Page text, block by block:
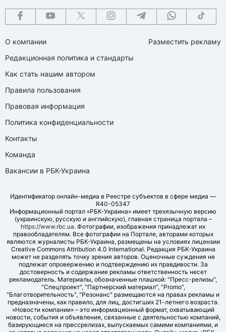
О компании
Редакционная политика и стандарты
Как стать нашим автором
Правила пользования
Правовая информация
Политика конфиденциальности
Контакты
Команда
Вакансии в РБК-Украина
Разместить рекламу
Идентификатор онлайн-медиа в Реестре субъектов в сфере медиа —
R40-05347
Информационный портал «РБК-Украина» имеет трехязычную версию
(украинскую, русскую и английскую), главная страница портала –
https://www.rbc.ua. Фотографии, изображения принадлежат их
правообладателям. Все фотографии на Портале, авторами которых
являются журналисты РБК-Украина, размещены на условиях лицензии
Creative Commons Attribution 4.0 International. Редакция РБК-Украина
может не разделять точку зрения авторов. Оценочные суждения не
подлежат опровержению и подтверждению их правдивости. За
достоверность и содержание рекламы ответственность несет
рекламодатель. Материалы, обозначенные плашкой: "Пресс-релизы",
"Спецпроект", "Партнерский материал", "Promo",
"Благотворительность", "Резонанс" размещаются на правах рекламы и
предназначены, как правило, для лиц, достигших 21-летнего возраста.
«Новости компании» – это информационный формат, охватывающий
новости, события и объявления, связанные с деятельностью компаний,
базирующиеся на прессрелизах, выпускаемых самими компаниями, и